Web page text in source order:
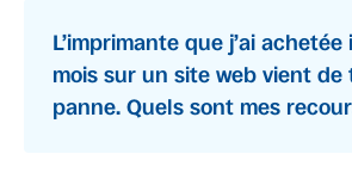
L’imprimante que j’ai achetée
mois sur un site web vient de
panne. Quels sont mes